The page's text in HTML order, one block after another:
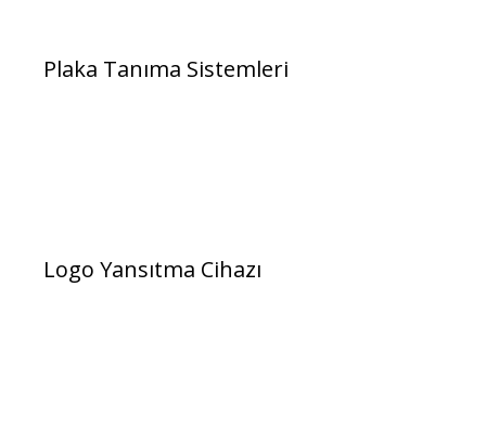
Plaka Tanıma Sistemleri
Logo Yansıtma Cihazı